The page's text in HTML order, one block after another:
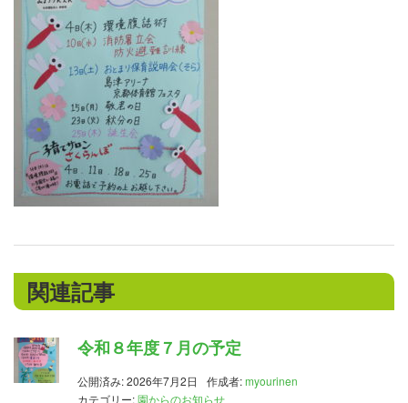
関連記事
令和８年度７月の予定
公開済み: 2026年7月2日 作成者:myourinen
カテゴリー:園からのお知らせ